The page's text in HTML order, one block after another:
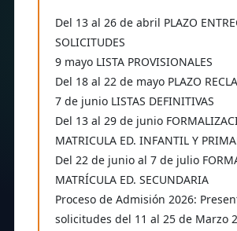
Del 13 al 26 de abril PLAZO
SOLICITUDES
9 mayo LISTA PROVISIONALES
Del 18 al 22 de mayo PLAZO
7 de junio LISTAS DEFINITIVAS
Del 13 al 29 de junio
MATRICULA ED. INFANTIL Y
Del 22 de junio al 7 de julio
MATRÍCULA ED. SECUNDARIA
Proceso de Admisión 2026:
solicitudes del 11 al 25 de Marzo